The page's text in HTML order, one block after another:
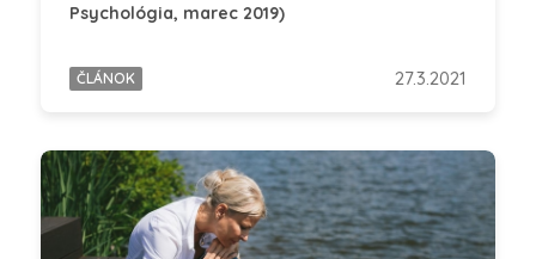
Psychológia, marec 2019)
ČLÁNOK 27.3.2021